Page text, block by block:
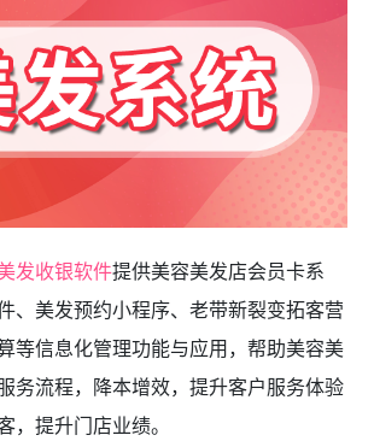
发收银软件提供美容美发店会员卡系
、美发预约小程序、老带新裂变拓客营
等信息化管理功能与应用，帮助美容美
务流程，降本增效，提升客户服务体验
，提升门店业绩。